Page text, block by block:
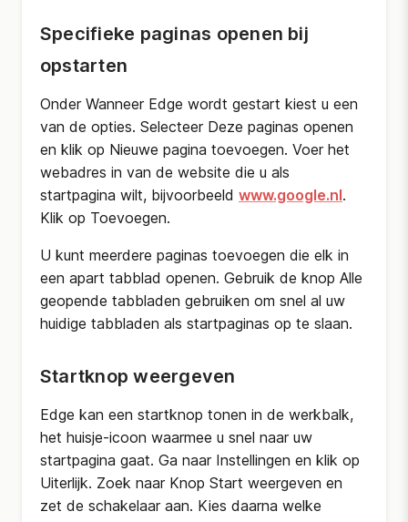
Specifieke paginas openen bij
opstarten
Onder Wanneer Edge wordt gestart kiest u een
van de opties. Selecteer Deze paginas openen
en klik op Nieuwe pagina toevoegen. Voer het
webadres in van de website die u als
startpagina wilt, bijvoorbeeld www.google.nl.
Klik op Toevoegen.
U kunt meerdere paginas toevoegen die elk in
een apart tabblad openen. Gebruik de knop Alle
geopende tabbladen gebruiken om snel al uw
huidige tabbladen als startpaginas op te slaan.
Startknop weergeven
Edge kan een startknop tonen in de werkbalk,
het huisje-icoon waarmee u snel naar uw
startpagina gaat. Ga naar Instellingen en klik op
Uiterlijk. Zoek naar Knop Start weergeven en
zet de schakelaar aan. Kies daarna welke